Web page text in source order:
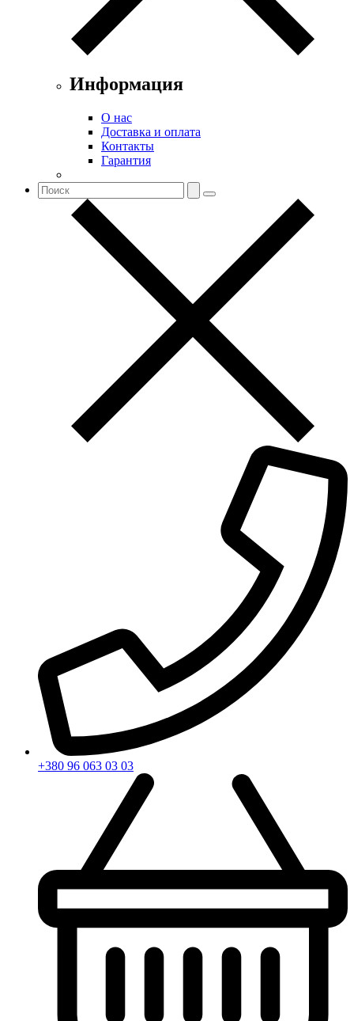
Информация
О нас
Доставка и оплата
Контакты
Гарантия
+380 96 063 03 03